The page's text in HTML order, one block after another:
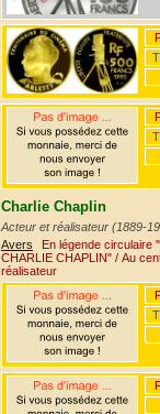
Charlie Chaplin
Acteur et réalisateur (1889-
Avers
En légende circulaire
CHARLIE CHAPLIN" / Au
réalisateur